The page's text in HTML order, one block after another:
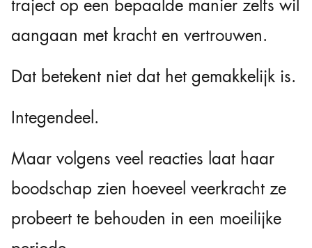
traject op een bepaalde manier zelfs wil
aangaan met kracht en vertrouwen.
Dat betekent niet dat het gemakkelijk is.
Integendeel.
Maar volgens veel reacties laat haar
boodschap zien hoeveel veerkracht ze
probeert te behouden in een moeilijke